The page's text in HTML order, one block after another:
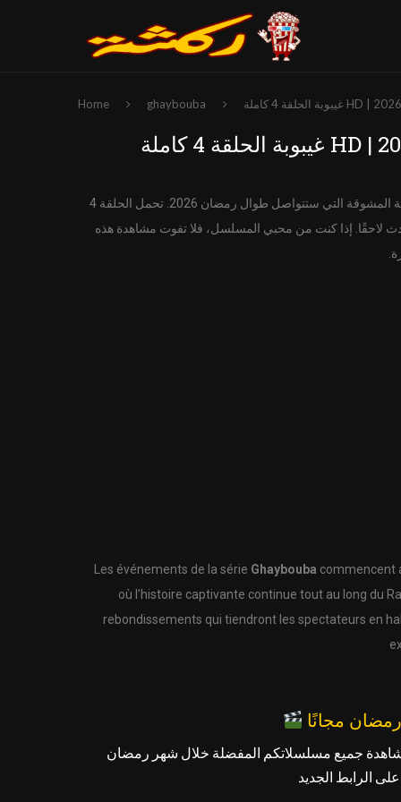
Home ghaybouba
مع الحلقة 4، حيث تُقدّم الشخصيات وتبدأ القصة المشوقة التي ستتواصل طوال رمضان 2026. تحمل الحلقة 4
لاحقًا. إذا كنت من محبي المسلسل، فلا تفوت مشاهدة هذه
Les événements de la série Ghaybouba commencent
où l’histoire captivante continue tout au long du
rebondissements qui tiendront les spectateurs en
جميع مسلسلاتكم المفضلة خلال شهر رمضان